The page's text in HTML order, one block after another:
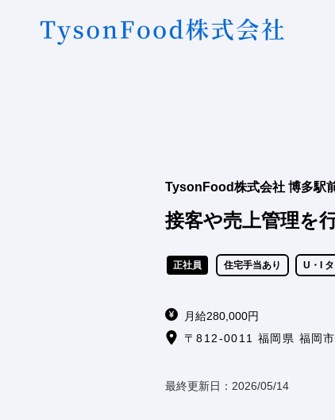
TysonFood株式会社 博多駅
接客や売上管理を
正社員 住宅手当あり U・I
月給280,000円
〒812-0011 福岡県 福岡
最終更新日： 2026/05/14